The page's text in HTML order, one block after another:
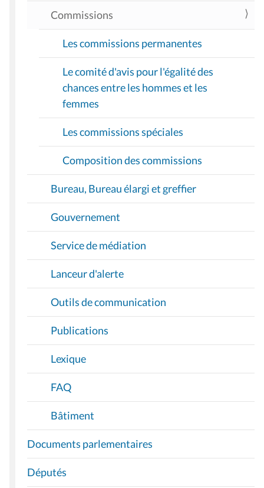
Commissions
Les commissions permanentes
Le comité d'avis pour l'égalité des
chances entre les hommes et les
femmes
Les commissions spéciales
Composition des commissions
Bureau, Bureau élargi et greffier
Gouvernement
Service de médiation
Lanceur d'alerte
Outils de communication
Publications
Lexique
FAQ
Bâtiment
Documents parlementaires
Députés